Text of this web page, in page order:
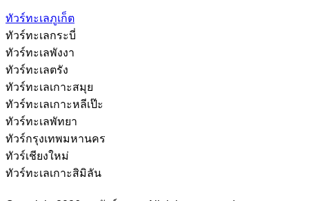
ทัวร์ทะเลภูเก็ต
ทัวร์ทะเลกระบี่
ทัวร์ทะเลพังงา
ทัวร์ทะเลตรัง
ทัวร์ทะเลเกาะสมุย
ทัวร์ทะเลเกาะหลีเป๊ะ
ทัวร์ทะเลพัทยา
ทัวร์กรุงเทพมหานคร
ทัวร์เชียงใหม่
ทัวร์ทะเลเกาะสิมิลัน